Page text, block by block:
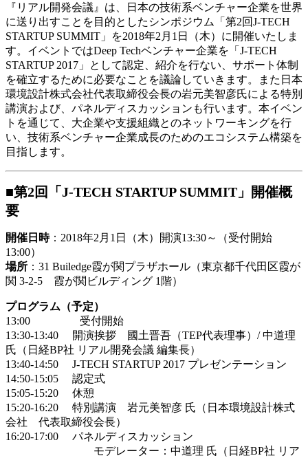
『リアル開発会議』は、日本の技術系ベンチャー企業を世界
に送り出すことを目的としたシンポジウム「第2回J-TECH
STARTUP SUMMIT」を2018年2月1日（木）に開催いたしま
す。イベントではDeep Techベンチャー企業を「J-TECH
STARTUP 2017」として認定、紹介を行ない、サポート体制
を確立するために必要なことを議論していきます。また日本
環境設計株式会社代表取締役会長の岩元美智彦氏による特別
講演および、パネルディスカッションも行います。本イベン
トを通じて、大企業や支援組織とのネットワーキングを行
い、技術系ベンチャー企業成長のためのエコシステム構築を
目指します。
■第2回「J-TECH STARTUP SUMMIT」開催概
要
開催日時：2018年2月1日（木）開演13:30～（受付開始
13:00）
場所 ：31 Builedge霞が関プラザホール（東京都千代田区霞が
関 3-2-5 霞が関ビルディング 1階）
プログラム（予定）
13:00 受付開始
13:30-13:40 開演挨拶 國土晋吾（TEP代表理事）/ 中道理
氏（日経BP社 リアル開発会議 編集長）
13:40-14:50 J-TECH STARTUP 2017 プレゼンテーション
14:50-15:05 認定式
15:05-15:20 休憩
15:20-16:20 特別講演 岩元美智彦 氏（日本環境設計株式
会社 代表取締役会長）
16:20-17:00 パネルディスカッション
モデレーター：中道理 氏（日経BP社 リア